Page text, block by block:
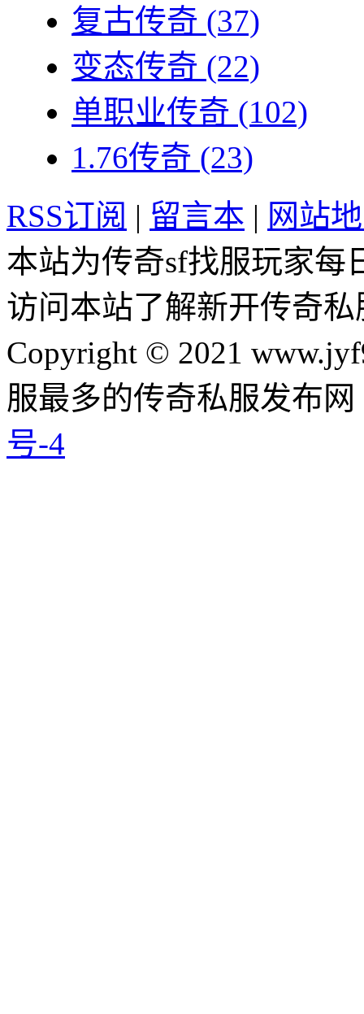
复古传奇 (37)
变态传奇 (22)
单职业传奇 (102)
1.76传奇 (23)
RSS订阅 | 留言本 | 网站
本站为传奇sf找服玩家每
访问本站了解新开传奇
Copyright © 2021
服最多的传奇私服发布
号-4